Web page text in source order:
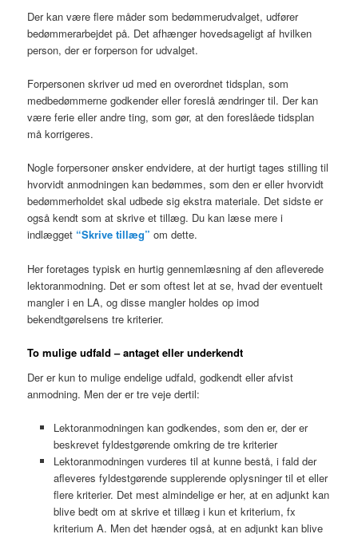
Der kan være flere måder som bedømmerudvalget, udfører
bedømmerarbejdet på. Det afhænger hovedsageligt af hvilken
person, der er forperson for udvalget.
Forpersonen skriver ud med en overordnet tidsplan, som
medbedømmerne godkender eller foreslå ændringer til. Der kan
være ferie eller andre ting, som gør, at den foreslåede tidsplan
må korrigeres.
Nogle forpersoner ønsker endvidere, at der hurtigt tages stilling til
hvorvidt anmodningen kan bedømmes, som den er eller hvorvidt
bedømmerholdet skal udbede sig ekstra materiale. Det sidste er
også kendt som at skrive et tillæg. Du kan læse mere i
indlægget “Skrive tillæg” om dette.
Her foretages typisk en hurtig gennemlæsning af den afleverede
lektoranmodning. Det er som oftest let at se, hvad der eventuelt
mangler i en LA, og disse mangler holdes op imod
bekendtgørelsens tre kriterier.
To mulige udfald – antaget eller underkendt
Der er kun to mulige endelige udfald, godkendt eller afvist
anmodning. Men der er tre veje dertil:
Lektoranmodningen kan godkendes, som den er, der er
beskrevet fyldestgørende omkring de tre kriterier
Lektoranmodningen vurderes til at kunne bestå, i fald der
afleveres fyldestgørende supplerende oplysninger til et eller
flere kriterier. Det mest almindelige er her, at en adjunkt kan
blive bedt om at skrive et tillæg i kun et kriterium, fx
kriterium A. Men det hænder også, at en adjunkt kan blive